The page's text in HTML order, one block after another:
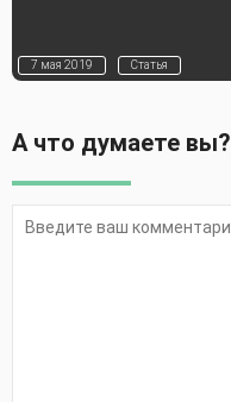
7 мая 2019 Статья
А что думаете вы?